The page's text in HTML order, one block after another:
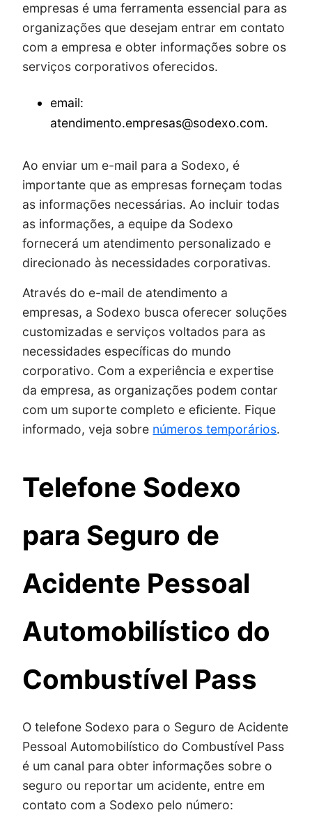
empresas é uma ferramenta essencial para as
organizações que desejam entrar em contato
com a empresa e obter informações sobre os
serviços corporativos oferecidos.
email:
atendimento.empresas@sodexo.com.
Ao enviar um e-mail para a Sodexo, é
importante que as empresas forneçam todas
as informações necessárias. Ao incluir todas
as informações, a equipe da Sodexo
fornecerá um atendimento personalizado e
direcionado às necessidades corporativas.
Através do e-mail de atendimento a
empresas, a Sodexo busca oferecer soluções
customizadas e serviços voltados para as
necessidades específicas do mundo
corporativo. Com a experiência e expertise
da empresa, as organizações podem contar
com um suporte completo e eficiente. Fique
informado, veja sobre números temporários.
Telefone Sodexo
para Seguro de
Acidente Pessoal
Automobilístico do
Combustível Pass
O telefone Sodexo para o Seguro de Acidente
Pessoal Automobilístico do Combustível Pass
é um canal para obter informações sobre o
seguro ou reportar um acidente, entre em
contato com a Sodexo pelo número: